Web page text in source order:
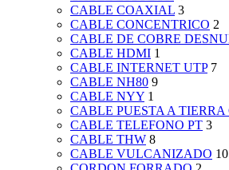
CABLE COAXIAL 3
CABLE CONCENTRICO 2
CABLE DE COBRE
CABLE HDMI 1
CABLE INTERNET UTP 7
CABLE NH80 9
CABLE NYY 1
CABLE PUESTA A TIERRA
CABLE TELEFONO PT 3
CABLE THW 8
CABLE VULCANIZADO 10